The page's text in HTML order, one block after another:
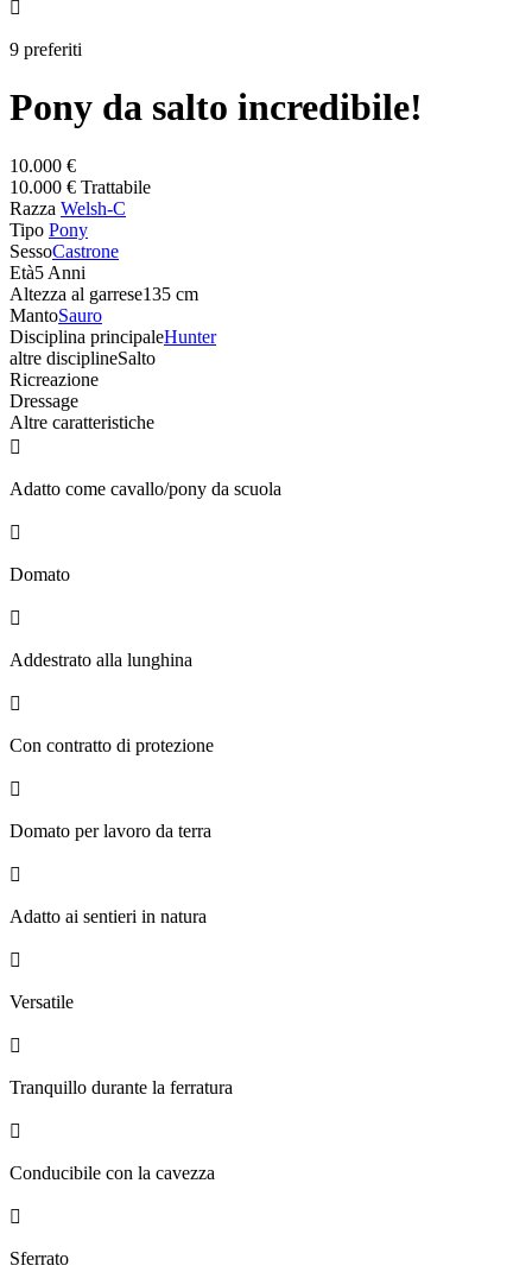

9 preferiti
Pony da salto incredibile!
10.000 €
10.000 € Trattabile
Razza Welsh-C
Tipo Pony
SessoCastrone
Età5 Anni
Altezza al garrese135 cm
MantoSauro
Disciplina principaleHunter
altre disciplineSalto
Ricreazione
Dressage
Altre caratteristiche

Adatto come cavallo/pony da scuola

Domato

Addestrato alla lunghina

Con contratto di protezione

Domato per lavoro da terra

Adatto ai sentieri in natura

Versatile

Tranquillo durante la ferratura

Conducibile con la cavezza

Sferrato